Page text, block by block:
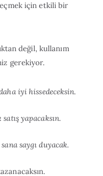
için etkili bir
değil, kullanım
gerekiyor.
iyi hissedeceksin.
yapacaksın.
saygı duyacak.